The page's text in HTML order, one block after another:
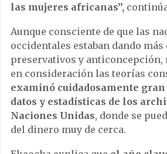
las mujeres africanas”,
Aunque consciente de que las
occidentales estaban dando
preservativos y anticoncepción,
en consideración las teorías
examinó cuidadosamente gran
datos y estadísticas de los
Naciones Unidas, donde se
del dinero muy de cerca.